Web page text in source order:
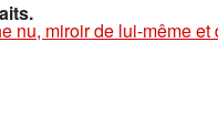
nu, miroir de lui-même et